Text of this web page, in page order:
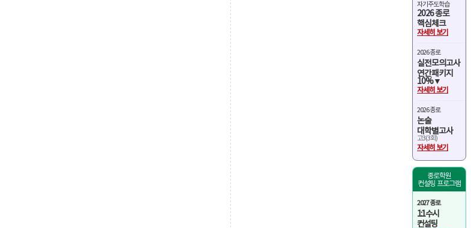
자기주도학습
2026 종로
핵심체크
자세히 보기
2026 종로
실전모의고사
연간패키지
10%▼
자세히 보기
2026 종로
논술
대학별고사
고3(3회)
자세히 보기
종로학원
컨설팅 프로그램
2027 종로
1:1 수시
컨설팅